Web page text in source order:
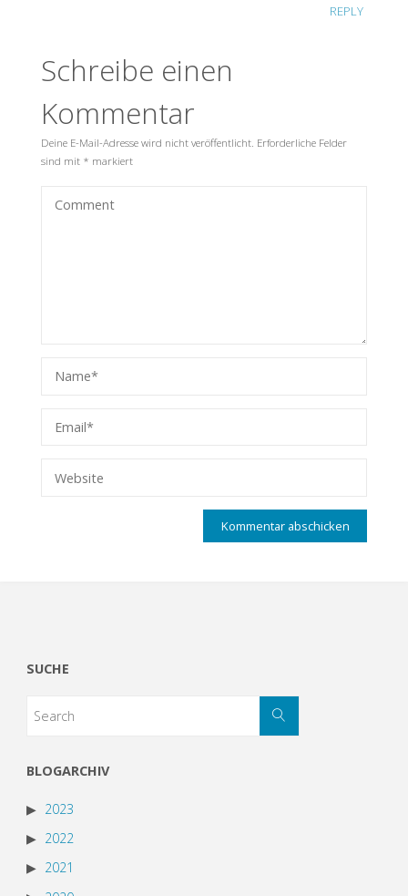
REPLY
Schreibe einen
Kommentar
Deine E-Mail-Adresse wird nicht veröffentlicht. Erforderliche Felder
sind mit * markiert
SUCHE
BLOGARCHIV
2023
2022
2021